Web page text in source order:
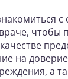
чтобы
на
а